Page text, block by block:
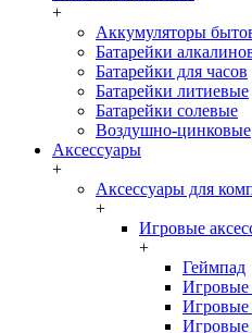
+
Аккумуляторы
Батарейки
Батарейки для часов
Батарейки литиевые
Батарейки солевые
Воздушно-цинковые
Аксессуары
+
Аксессуары для
+
Игровые
+
Геймпад
Игровые
Игровые
Игровые